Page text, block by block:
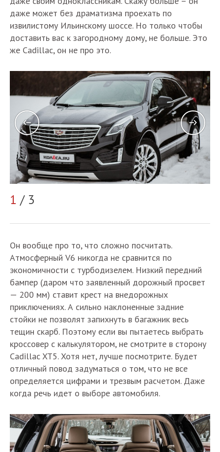
даже может без драматизма проехать по
извилистому Ильинскому шоссе. Но только чтобы
доставить вас к загородному дому, не больше. Это
же Cadillac, он не про это.
1 / 3
Он вообще про то, что сложно посчитать.
Атмосферный V6 никогда не сравнится по
экономичности с турбодизелем. Низкий передний
бампер (даром что заявленный дорожный просвет
— 200 мм) ставит крест на внедорожных
приключениях. А сильно наклоненные задние
стойки не позволят запихнуть в багажник весь
тещин скарб. Поэтому если вы пытаетесь выбрать
кроссовер с калькулятором, не смотрите в сторону
Cadillac XT5. Хотя нет, лучше посмотрите. Будет
отличный повод задуматься о том, что не все
определяется цифрами и трезвым расчетом. Даже
когда речь идет о выборе автомобиля.